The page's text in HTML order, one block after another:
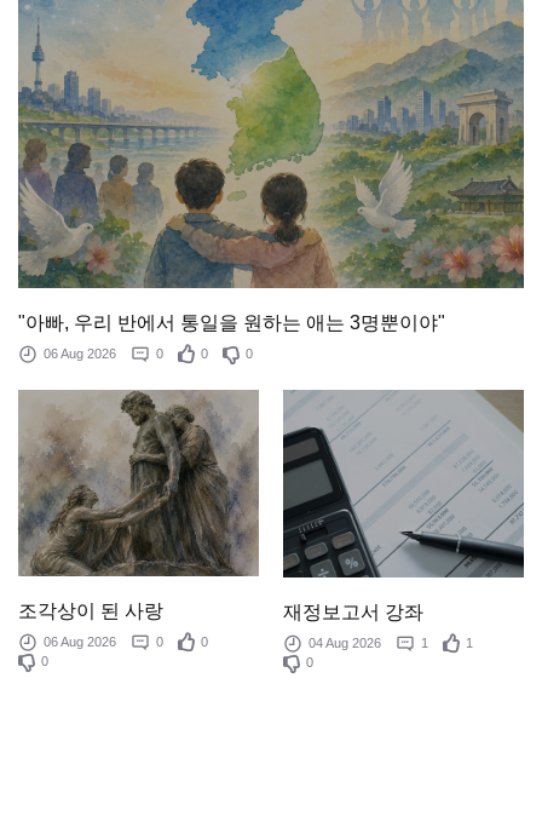
"아빠, 우리 반에서 통일을 원하는 애는 3명뿐이야"
06 Aug 2026 0 0 0
조각상이 된 사랑
06 Aug 2026 0
0
0
재정보고서 강좌
04 Aug 2026 1
1
0